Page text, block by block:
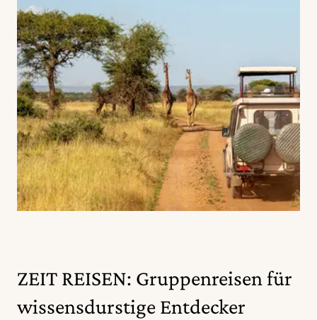
ZEIT REISEN: Gruppenreisen für
wissensdurstige Entdecker